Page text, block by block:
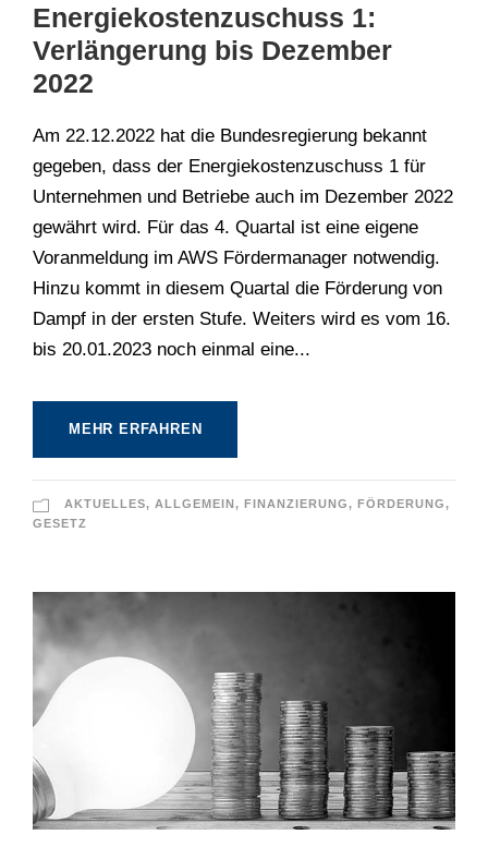
Energiekostenzuschuss 1:
Verlängerung bis Dezember
2022
Am 22.12.2022 hat die Bundesregierung bekannt
gegeben, dass der Energiekostenzuschuss 1 für
Unternehmen und Betriebe auch im Dezember 2022
gewährt wird. Für das 4. Quartal ist eine eigene
Voranmeldung im AWS Fördermanager notwendig.
Hinzu kommt in diesem Quartal die Förderung von
Dampf in der ersten Stufe. Weiters wird es vom 16.
bis 20.01.2023 noch einmal eine...
MEHR ERFAHREN
AKTUELLES, ALLGEMEIN, FINANZIERUNG, FÖRDERUNG,
GESETZ